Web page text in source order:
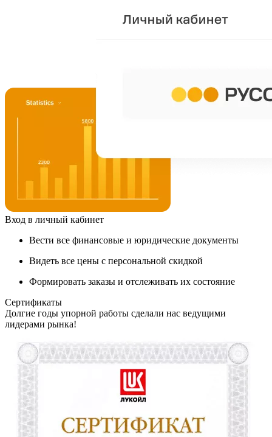
Вход в личный кабинет
Вести все финансовые и юридические документы
Видеть все цены с персональной скидкой
Формировать заказы и отслеживать их состояние
Сертификаты
Долгие годы упорной работы сделали нас ведущими
лидерами рынка!